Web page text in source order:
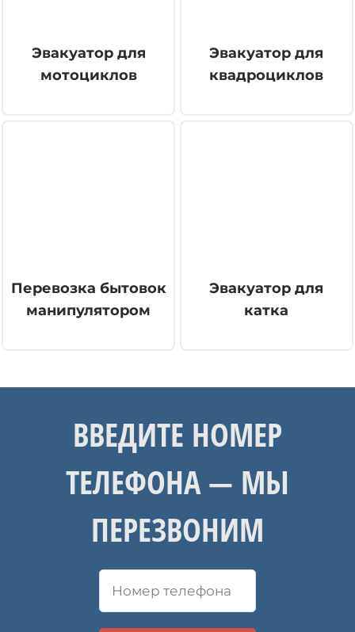
Эвакуатор для
мотоциклов
Эвакуатор для
квадроциклов
Перевозка бытовок
манипулятором
Эвакуатор для
катка
ВВЕДИТЕ НОМЕР
ТЕЛЕФОНА — МЫ
ПЕРЕЗВОНИМ